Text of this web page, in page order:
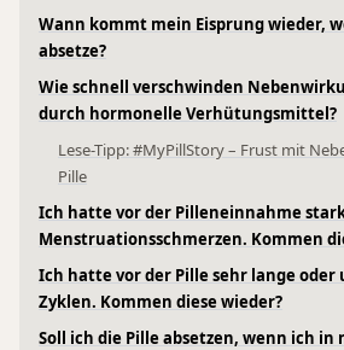
Wann kommt mein Eisprung wieder,
absetze?
Wie schnell verschwinden
durch hormonelle Verhütungsmittel?
Lese-Tipp: #MyPillStory – Frust mit
Pille
Ich hatte vor der Pilleneinnahme
Menstruationsschmerzen. Kommen
Ich hatte vor der Pille sehr lange oder
Zyklen. Kommen diese wieder?
Soll ich die Pille absetzen, wenn ich in